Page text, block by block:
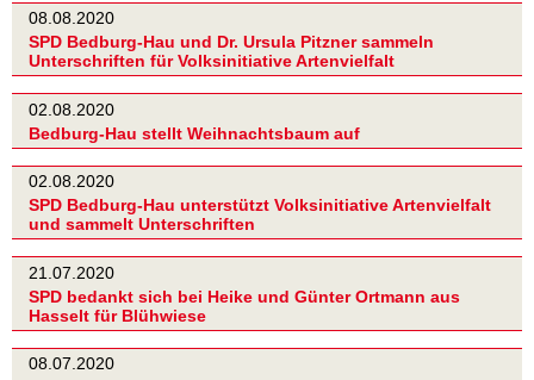
08.08.2020
SPD Bedburg-Hau und Dr. Ursula Pitzner sammeln
Unterschriften für Volksinitiative Artenvielfalt
02.08.2020
Bedburg-Hau stellt Weihnachtsbaum auf
02.08.2020
SPD Bedburg-Hau unterstützt Volksinitiative Artenvielfalt
und sammelt Unterschriften
21.07.2020
SPD bedankt sich bei Heike und Günter Ortmann aus
Hasselt für Blühwiese
08.07.2020